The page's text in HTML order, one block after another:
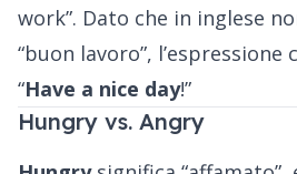
work”. Dato che in inglese
“buon lavoro”, l’espressione
“Have a nice day!”
Hungry vs. Angry